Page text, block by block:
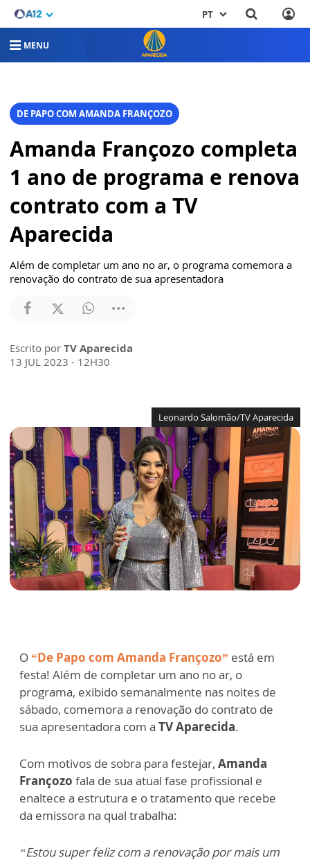
PT
MENU
DE PAPO COM AMANDA FRANÇOZO
Amanda Françozo completa
1 ano de programa e renova
contrato com a TV
Aparecida
Além de completar um ano no ar, o programa comemora a
renovação do contrato de sua apresentadora
Escrito por TV Aparecida
13 JUL 2023 - 12H30
Leonardo Salomão/TV Aparecida
O“De Papo com Amanda Françozo” está em
festa! Além de completar um ano no ar, o
programa, exibido semanalmente nas noites de
sábado, comemora a renovação do contrato de
sua apresentadora com a TV Aparecida.
Com motivos de sobra para festejar, Amanda
Françozo fala de sua atual fase profissional e
enaltece a estrutura e o tratamento que recebe
da emissora na qual trabalha:
“Estou super feliz com a renovação por mais um